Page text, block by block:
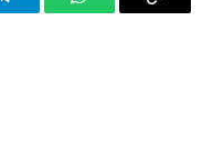
TelegramWhatsAppCopy